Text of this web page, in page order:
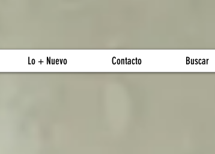
Lo + Nuevo Contacto Buscar